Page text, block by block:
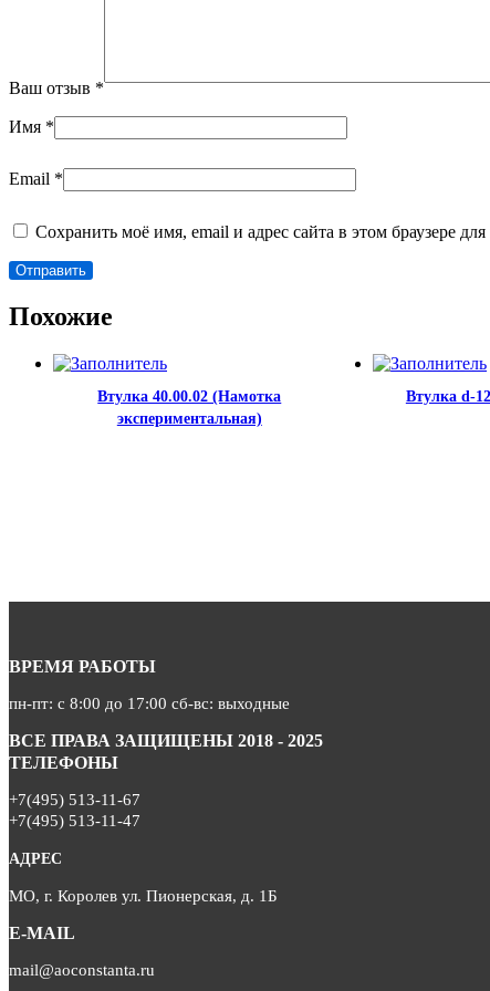
Ваш отзыв *
Имя *
Email *
Сохранить моё имя, email и адрес сайта в этом браузере
Похожие
Втулка 40.00.02 (Намотка
экспериментальная)
Втулка d-
ВРЕМЯ РАБОТЫ
пн-пт: с 8:00 до 17:00 сб-вс: выходные
ВСЕ ПРАВА ЗАЩИЩЕНЫ 2018 - 2025
ТЕЛЕФОНЫ
+7(495) 513-11-67
+7(495) 513-11-47
АДРЕС
МО, г. Королев ул. Пионерская, д. 1Б
E-MAIL
mail@aoconstanta.ru